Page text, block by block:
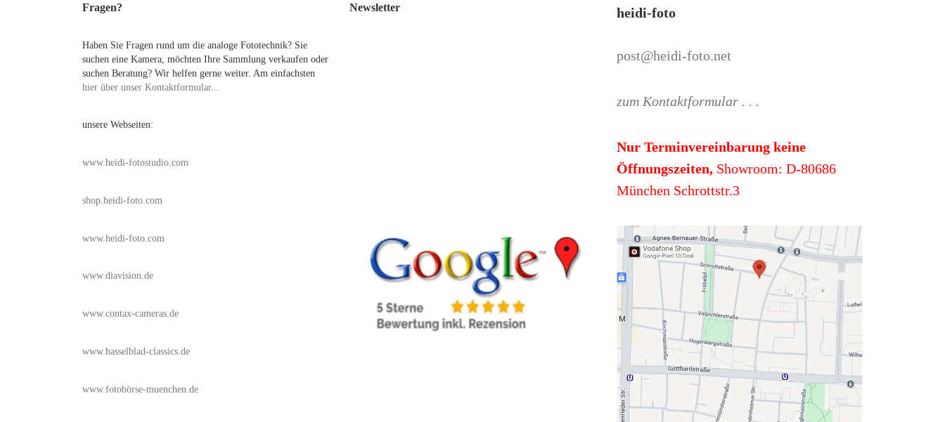
Fragen?
Haben Sie Fragen rund um die analoge Fototechnik? Sie
suchen eine Kamera, möchten Ihre Sammlung verkaufen oder
suchen Beratung? Wir helfen gerne weiter. Am einfachsten
hier über unser Kontaktformular...
unsere Webseiten:
www.heidi-fotostudio.com
shop.heidi-foto.com
www.heidi-foto.com
www.diavision.de
www.contax-cameras.de
www.hasselblad-classics.de
www.fotobörse-muenchen.de
Newsletter heidi-foto
post@heidi-foto.net
zum Kontaktformular . . .
Nur Terminvereinbarung keine
Öffnungszeiten, Showroom: D-80686
München Schrottstr.3